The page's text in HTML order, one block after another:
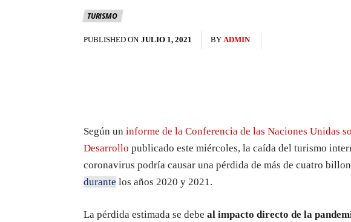
TURISMO
PUBLISHED ON JULIO 1, 2021 BY ADMIN
Según un informe de la Conferencia de las Naciones Unidas
Desarrollo publicado este miércoles, la caída del turismo
coronavirus podría causar una pérdida de más de cuatro
durante los años 2020 y 2021.
La pérdida estimada se debe al impacto directo de la